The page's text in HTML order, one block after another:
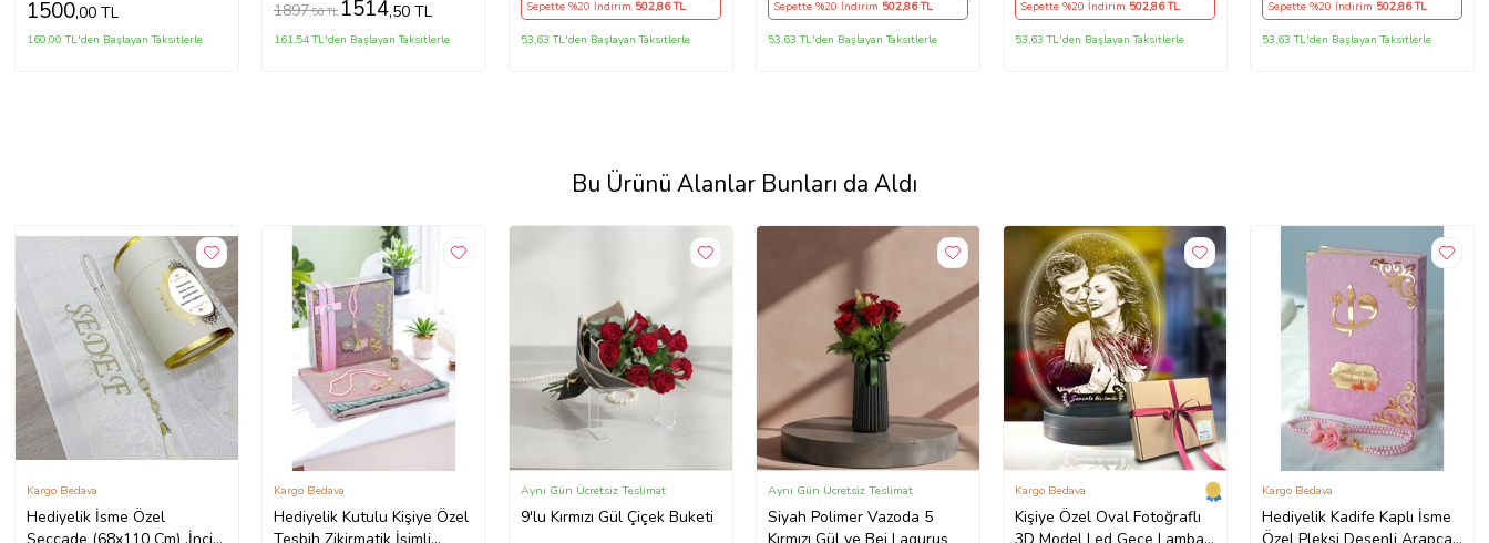
1500,00 TL
160,00 TL'den Başlayan Taksitlerle
1897,50 TL 1514,50 TL
161,54 TL'den Başlayan Taksitlerle
Sepette %20 İndirim 502,86 TL
53,63 TL'den Başlayan Taksitlerle
Sepette %20 İndirim 502,86 TL
53,63 TL'den Başlayan Taksitlerle
Sepette %20 İndirim 502,86 TL
53,63 TL'den Başlayan Taksitlerle
Sepette %20 İndirim 502,86 TL
53,63 TL'den Başlayan Taksitlerle
Bu Ürünü Alanlar Bunları da Aldı
Hediyelik İsme Özel
Kargo Bedava
Hediyelik Kutulu Kişiye Özel
Kargo Bedava
9'lu Kırmızı Gül Çiçek Buketi
Aynı Gün Ücretsiz Teslimat
Siyah Polimer Vazoda 5
Aynı Gün Ücretsiz Teslimat
Kişiye Özel Oval Fotoğraflı
Kargo Bedava
Hediyelik Kadife Kaplı İsme
Kargo Bedava